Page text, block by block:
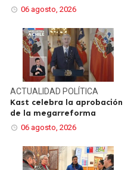
06 agosto, 2026
ACTUALIDAD POLÍTICA
Kast celebra la aprobación
de la megarreforma
06 agosto, 2026